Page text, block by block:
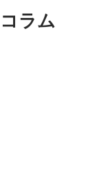
コラム